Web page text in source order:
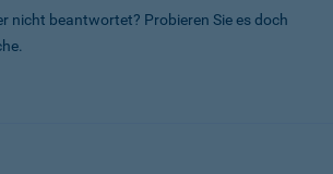
nicht beantwortet? Probieren Sie es doch